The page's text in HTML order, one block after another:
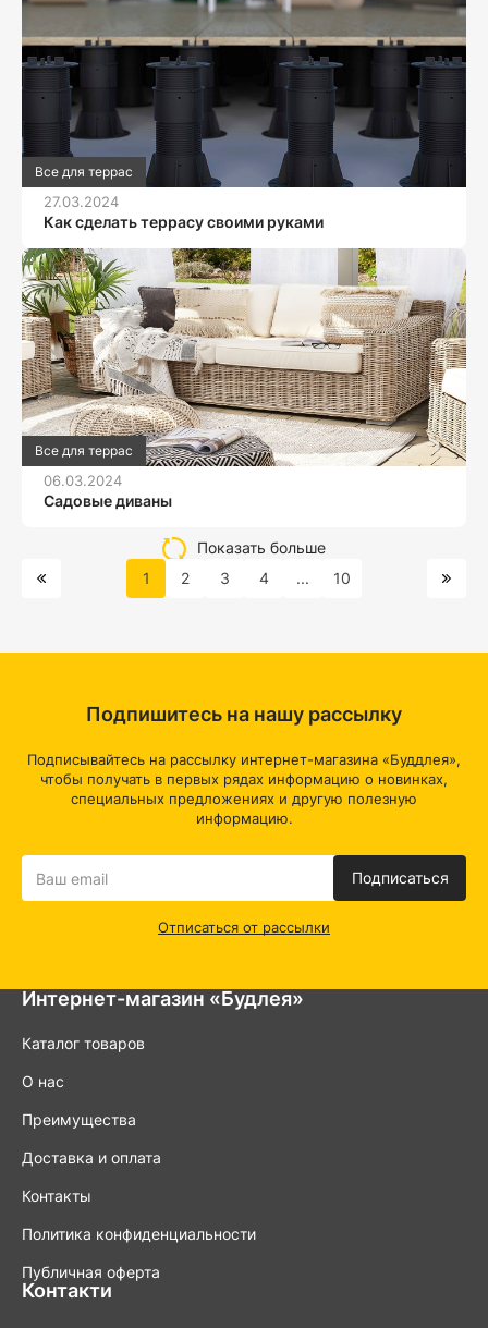
Все для террас
27.03.2024
Как сделать террасу своими руками
Все для террас
06.03.2024
Садовые диваны
Показать больше
1
2 3 4 ... 10
Интернет-магазин «Будлея»
Каталог товаров
О нас
Преимущества
Доставка и оплата
Контакты
Политика конфиденциальности
Публичная оферта
Контакти
Подпишитесь на нашу рассылку
Подписывайтесь на рассылку интернет-магазина «Буддлея»,
чтобы получать в первых рядах информацию о новинках,
специальных предложениях и другую полезную
информацию.
Подписаться
Отписаться от рассылки